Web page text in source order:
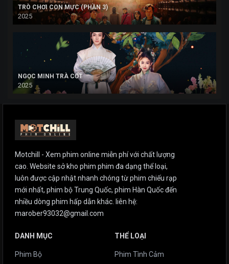
TRÒ CHƠI CON MỰC (PHẦN 3)
2025
NGỌC MINH TRÀ CỐT
2025
Motchill - Xem phim online miễn phí với chất lượng
cao. Website sở kho phim phim đa dạng thể loại,
luôn được cập nhật nhanh chóng từ phim chiếu rạp
mới nhất, phim bộ Trung Quốc, phim Hàn Quốc đến
nhiều dòng phim hấp dẫn khác. liên hệ:
marober93032@gmail.com
DANH MỤC
Phim Bộ
THỂ LOẠI
Phim Tình Cảm